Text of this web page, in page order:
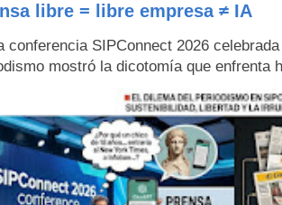
libre = libre empresa ≠ IA
conferencia SIPConnect 2026
mostró la dicotomía que enfrenta